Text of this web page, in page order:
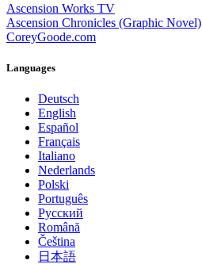
Ascension Works TV
Ascension Chronicles (Graphic Novel)
CoreyGoode.com
Languages
Deutsch
English
Español
Français
Italiano
Nederlands
Polski
Português
Pусский
Română
Čeština
日本語